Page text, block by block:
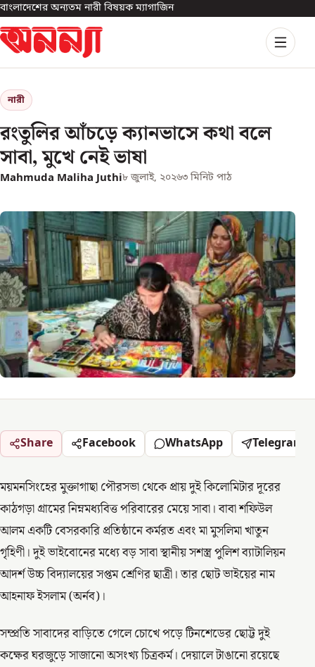
বাংলাদেশের অন্যতম নারী বিষয়ক ম্যাগাজিন
নারী
রংতুলির আঁচড়ে ক্যানভাসে কথা বলে
সাবা, মুখে নেই ভাষা
Mahmuda Maliha Juthi৮ জুলাই, ২০২৬৩ মিনিট পাঠ
Share Facebook WhatsApp Telegram
ময়মনসিংহের মুক্তাগাছা পৌরসভা থেকে প্রায় দুই কিলোমিটার দূরের
কাঠগড়া গ্রামের নিম্নমধ্যবিত্ত পরিবারের মেয়ে সাবা। বাবা শফিউল
আলম একটি বেসরকারি প্রতিষ্ঠানে কর্মরত এবং মা মুসলিমা খাতুন
গৃহিণী। দুই ভাইবোনের মধ্যে বড় সাবা স্থানীয় সশস্ত্র পুলিশ ব্যাটালিয়ন
আদর্শ উচ্চ বিদ্যালয়ের সপ্তম শ্রেণির ছাত্রী। তার ছোট ভাইয়ের নাম
আহনাফ ইসলাম (অর্নব)।
সম্প্রতি সাবাদের বাড়িতে গেলে চোখে পড়ে টিনশেডের ছোট্ট দুই
কক্ষের ঘরজুড়ে সাজানো অসংখ্য চিত্রকর্ম। দেয়ালে টাঙানো রয়েছে